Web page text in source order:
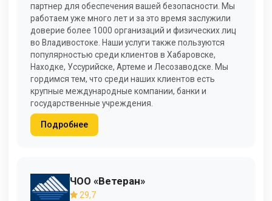
партнер для обеспечения вашей безопасности. Мы
работаем уже много лет и за это время заслужили
доверие более 1000 организаций и физических лиц
во Владивостоке. Наши услуги также пользуются
популярностью среди клиентов в Хабаровске,
Находке, Уссурийске, Артеме и Лесозаводске. Мы
гордимся тем, что среди наших клиентов есть
крупные международные компании, банки и
государственные учреждения.
Подробнее
ЧОО «Ветеран»
29,7